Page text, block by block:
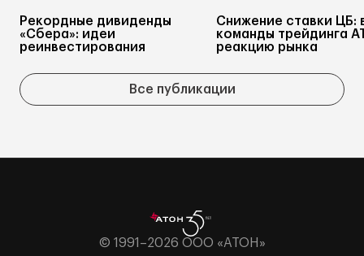
Рекордные дивиденды
«Сбера»: идеи
реинвестирования
Снижение ставки ЦБ:
команды трейдинга
реакцию рынка
Все публикации
© 1991–2026 ООО «АТОН»